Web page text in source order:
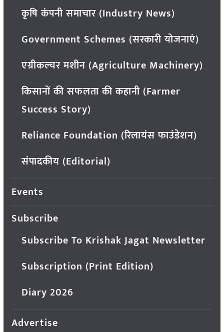
कृषि कंपनी समाचार (Industry News)
Government Schemes (सरकारी योजनाएं)
एग्रीकल्चर मशीन (Agriculture Machinery)
किसानों की सफलता की कहानी (Farmer
Success Story)
Reliance Foundation (रिलायंस फाउंडेशन)
संपादकीय (Editorial)
Events
Subscribe
Subscribe To Krishak Jagat Newsletter
Subscription (Print Edition)
Diary 2026
Advertise